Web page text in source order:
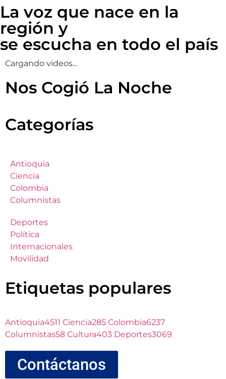
La voz que nace en la
región y
se escucha en todo el país
Cargando videos...
Nos Cogió La Noche
Categorías
Antioquia
Ciencia
Colombia
Columnistas
Deportes
Política
Internacionales
Movilidad
Etiquetas populares
Antioquia4511 Ciencia285 Colombia6237
Columnistas58 Cultura403 Deportes3069
Contáctanos